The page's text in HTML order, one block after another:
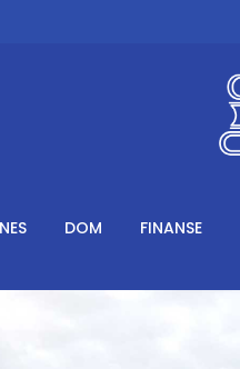
DOM FINANSE